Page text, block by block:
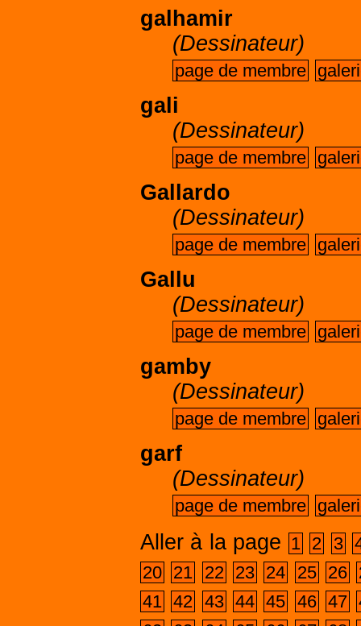
galhamir
(Dessinateur)
page de membre
gali
(Dessinateur)
page de membre
Gallardo
(Dessinateur)
page de membre
Gallu
(Dessinateur)
page de membre
gamby
(Dessinateur)
page de membre
garf
(Dessinateur)
page de membre
Aller à la page 1 2 3
20 21 22 23 24 25 26
41 42 43 44 45 46 47